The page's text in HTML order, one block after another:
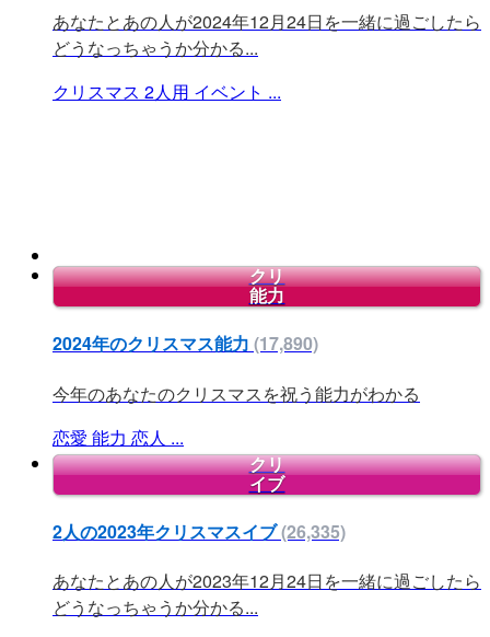
あなたとあの人が2024年12月24日を一緒に過ごしたら
どうなっちゃうか分かる...
クリスマス 2人用 イベント ...
クリ
能力
2024年のクリスマス能力 (17,890)
今年のあなたのクリスマスを祝う能力がわかる
恋愛 能力 恋人 ...
クリ
イブ
2人の2023年クリスマスイブ(26,335)
あなたとあの人が2023年12月24日を一緒に過ごしたら
どうなっちゃうか分かる...